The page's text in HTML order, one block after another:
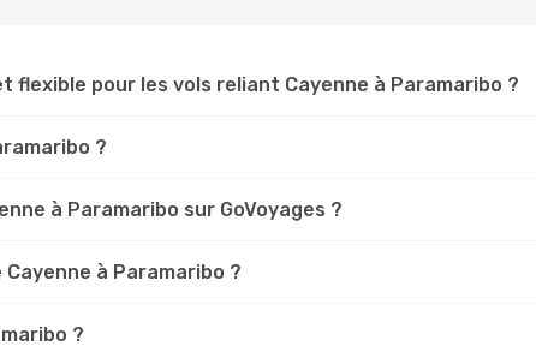
pour les vols reliant Cayenne à Paramaribo ?
?
à Paramaribo sur GoVoyages ?
à Paramaribo ?
?